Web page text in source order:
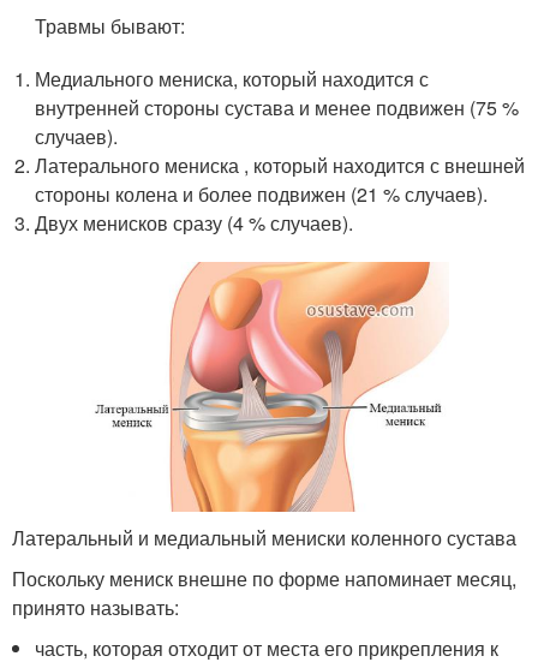
Травмы бывают:
Медиального мениска, который находится с
внутренней стороны сустава и менее подвижен (75 %
случаев).
Латерального мениска , который находится с внешней
стороны колена и более подвижен (21 % случаев).
Двух менисков сразу (4 % случаев).
Латеральный и медиальный мениски коленного сустава
Поскольку мениск внешне по форме напоминает месяц,
принято называть:
часть, которая отходит от места его прикрепления к